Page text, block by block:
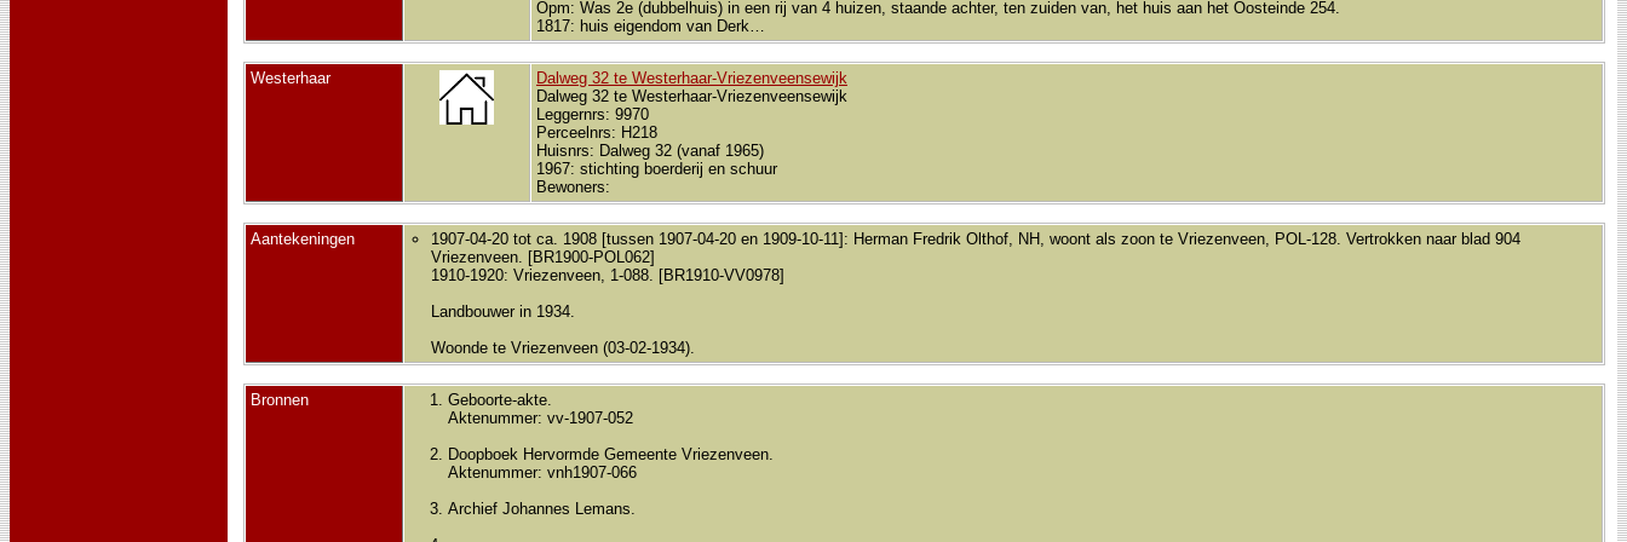
Opm: Was 2e (dubbelhuis) in een rij van 4 huizen, staande achter, ten zuiden van, het huis aan het Oosteinde 254.
1817: huis eigendom van Derk…
Westerhaar
Dalweg 32 te Westerhaar-Vriezenveensewijk
Dalweg 32 te Westerhaar-Vriezenveensewijk
Leggernrs: 9970
Perceelnrs: H218
Huisnrs: Dalweg 32 (vanaf 1965)
1967: stichting boerderij en schuur
Bewoners:
Aantekeningen
1907-04-20 tot ca. 1908 [tussen 1907-04-20 en 1909-10-11]: Herman Fredrik Olthof, NH, woont als zoon te Vriezenveen, POL-128. Vertrokken naar blad 904
Vriezenveen. [BR1900-POL062]
1910-1920: Vriezenveen, 1-088. [BR1910-VV0978]
Landbouwer in 1934.
Woonde te Vriezenveen (03-02-1934).
Bronnen
Geboorte-akte.
Aktenummer: vv-1907-052
Doopboek Hervormde Gemeente Vriezenveen.
Aktenummer: vnh1907-066
Archief Johannes Lemans.